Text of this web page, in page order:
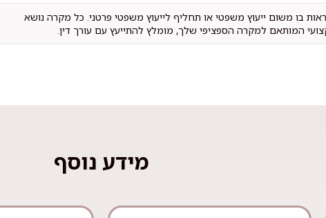
בו משום ייעוץ משפטי או תחליף לייעוץ משפטי פרטני. כל מקרה נושא
המותאם למקרה הספציפי שלך, מומלץ להתייעץ עם עורך דין.
מידע נוסף